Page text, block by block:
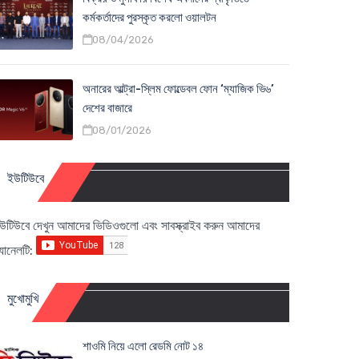
কর্মকর্তাদের পুরস্কৃত করলো ওয়ালটন
08/04/2026
অনারের আল্ট্রা-স্লিম ফোল্ডেবল ফোন ‘ম্যাজিক ভি৬’
দেশের বাজারে
08/01/2026
ইউটিউবে
দেখুন আমাদের ভিডিওগুলো এবং সাবস্ক্রাইব করুন আমাদের
মুখোমুখি
শাওমি নিয়ে এলো রেডমি নোট ১৪